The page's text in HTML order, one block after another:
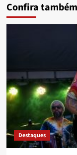
Confira também
Destaques